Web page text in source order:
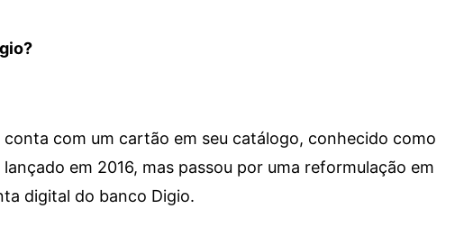
com um cartão em seu catálogo, conhecido como
em 2016, mas passou por uma reformulação em
digital do banco Digio.